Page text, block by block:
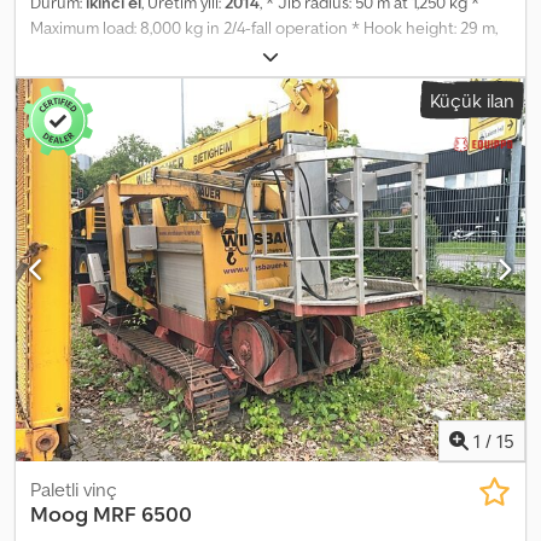
Maximum load: 8,000 kg in 2/4-fall operation * Hook height: 29 m,
up to 35 m possible * ABB (Automatic Ballast Braking) * Current
safety inspection (SV) * Counterweight: 14 slabs at 3.14 t each *
Slewing radius: 4 m * COLOR / Liebherr Yellow * Prepared for rail-
mounted operation = Further information = Codpouu S U Tsfx
Aczjrf Intended use: Construction Lifting capacity: 8,000 kg
Please contact Jörg Bienek for further details.
Küçük ilan
1 / 15
Paletli vinç
Moog MRF 6500